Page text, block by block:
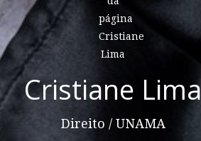
Cristiane Lima
Direito / UNAMA